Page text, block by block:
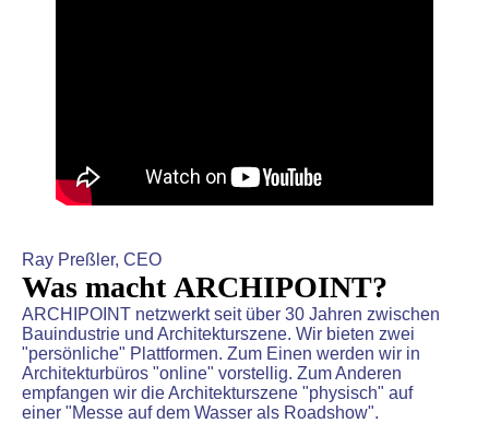
Ray Preßler, CEO
Was macht ARCHIPOINT?
ARCHIPOINT netzwerkt seit über 30 Jahren zwischen
Bauindustrie und Architekturszene. Wir bieten zwei
"persönliche" Plattformen. Zum Einen werden wir in
Architekturbüros "online" vorstellig. Zum Anderen
empfangen wir die Architekturszene "physisch" auf
einer "Messe auf dem Wasser als Roadshow".